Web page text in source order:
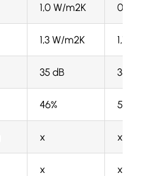
1,0 W/m2K 0,7
1,3 W/m2K 1,1
35 dB 35 dB
46% 55%
x x
x x